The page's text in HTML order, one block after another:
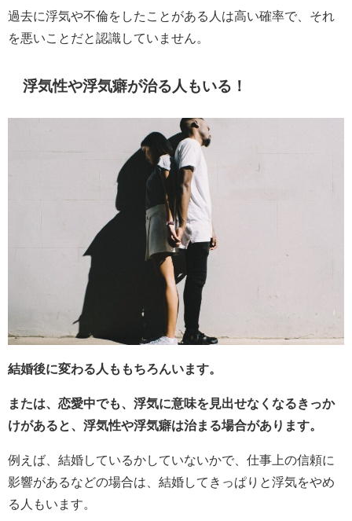
過去に浮気や不倫をしたことがある人は高い確率で、それ
を悪いことだと認識していません。
浮気性や浮気癖が治る人もいる！
結婚後に変わる人ももちろんいます。
または、恋愛中でも、浮気に意味を見出せなくなるきっか
けがあると、浮気性や浮気癖は治まる場合があります。
例えば、結婚しているかしていないかで、仕事上の信頼に
影響があるなどの場合は、結婚してきっぱりと浮気をやめ
る人もいます。